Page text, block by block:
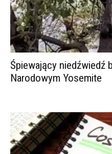
Śpiewający niedźwiedź
Narodowym Yosemite